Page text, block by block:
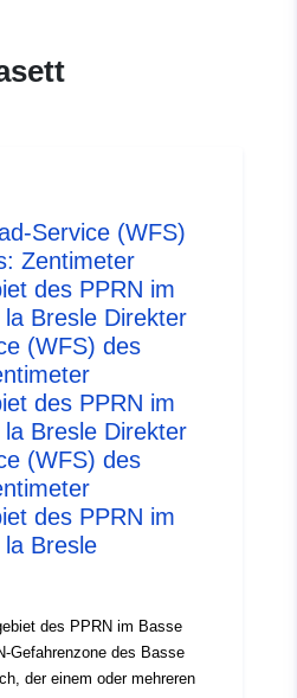
Ressurs:
http://inspire.ec.europa.eu/
codelist/SpatialDataServiceType/
Service (WFS)
Zentimeter
des PPRN im
Bresle Direkter
(WFS) des
des PPRN im
Bresle Direkter
(WFS) des
des PPRN im
la Bresle
des PPRN im Basse